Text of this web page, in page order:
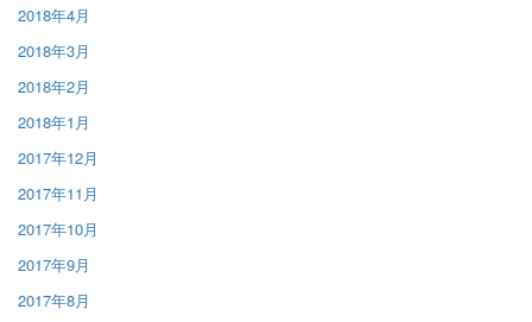
2018年4月
2018年3月
2018年2月
2018年1月
2017年12月
2017年11月
2017年10月
2017年9月
2017年8月